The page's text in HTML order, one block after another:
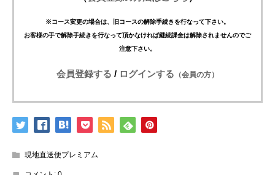
※コース変更の場合は、旧コースの解除手続きを行なって下さい。
お客様の手で解除手続きを行なって頂かなければ継続課金は解除されませんのでご
注意下さい。
会員登録する / ログインする （会員の方）
現地直送便プレミアム